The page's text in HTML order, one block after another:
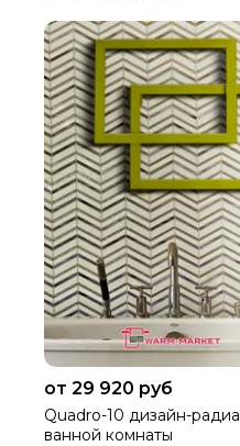
от 29 920 руб
Quadro-10 дизайн-
ванной комнаты